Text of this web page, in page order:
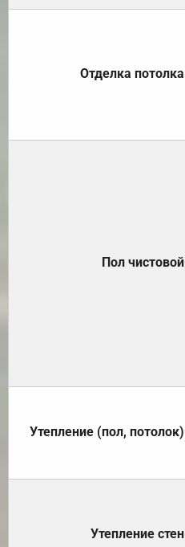
Отделка потолка
Пол чистовой
Утепление (пол, потолок)
Утепление стен